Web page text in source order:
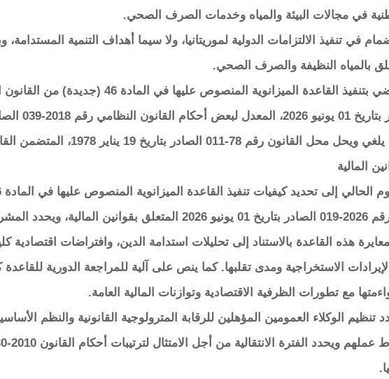
في مجالات البيئة والمياه وخدمات الصرف الصحي.
في تنفيذ الالتزامات الدولية لموريتانيا، ولا سيما أهداف التنمية المستدامة،
بالمياه النظيفة والصرف الصحي.
– مشروع مرسوم يقضي بتنفيذ القاعدة الميزانوية المنصوص عليها في المادة
رقم 2026-019 الصادر
09 أكتوبر 2018، الذي يلغي ويحل محل القانون رقم 78-011 الصادر بتاريخ 19
المالية
من القانون النظامي رقم 2026-019 الصادر بتاريخ 01 يونيو 2026 المتعلق بقوانين
هذه القاعدة بالاستناد إلى تحليلات استدامة الدين، وافتراضات اقتصادية
الاستخراجية ومدى تقلبها. كما ينص على آلية للمراجعة الدورية
مع تطورات الظرفية الاقتصادية وتوازنات المالية العامة.
الوكلاء العمومين المؤهلين للرقابة المترولوجية القانونية والنظم